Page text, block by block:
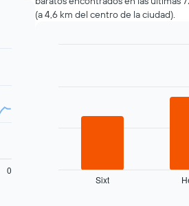
0
(a 4,6 km del centro de la ciudad).
muestra
Sixt